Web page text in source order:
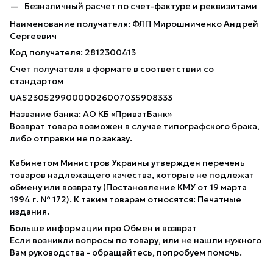
Безналичный расчет по счет-фактуре и реквизитами
Наименование получателя: ФЛП Мирошниченко Андрей
Сергеевич
Код получателя: 2812300413
Счет получателя в формате в соответствии со
стандартом
UA523052990000026007035908333
Название банка: АО КБ «ПриватБанк»
Возврат товара возможен в случае типографского брака,
либо отправки не по заказу.
Кабинетом Министров Украины утвержден перечень
товаров надлежащего качества, которые не подлежат
обмену или возврату (Постановление КМУ от 19 марта
1994 г. № 172). К таким товарам относятся: Печатные
издания.
Больше информации про Обмен и возврат
Если возникли вопросы по товару, или не нашли нужного
Вам руководства - обращайтесь, попробуем помочь.